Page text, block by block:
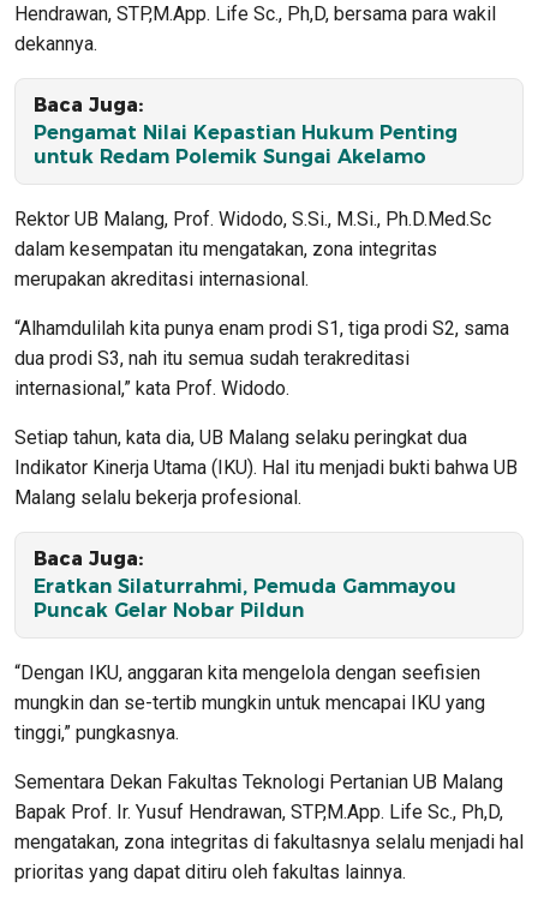
Hendrawan, STP,M.App. Life Sc., Ph,D, bersama para wakil
dekannya.
Baca Juga:
Pengamat Nilai Kepastian Hukum Penting
untuk Redam Polemik Sungai Akelamo
Rektor UB Malang, Prof. Widodo, S.Si., M.Si., Ph.D.Med.Sc
dalam kesempatan itu mengatakan, zona integritas
merupakan akreditasi internasional.
“Alhamdulilah kita punya enam prodi S1, tiga prodi S2, sama
dua prodi S3, nah itu semua sudah terakreditasi
internasional,” kata Prof. Widodo.
Setiap tahun, kata dia, UB Malang selaku peringkat dua
Indikator Kinerja Utama (IKU). Hal itu menjadi bukti bahwa UB
Malang selalu bekerja profesional.
Baca Juga:
Eratkan Silaturrahmi, Pemuda Gammayou
Puncak Gelar Nobar Pildun
“Dengan IKU, anggaran kita mengelola dengan seefisien
mungkin dan se-tertib mungkin untuk mencapai IKU yang
tinggi,” pungkasnya.
Sementara Dekan Fakultas Teknologi Pertanian UB Malang
Bapak Prof. Ir. Yusuf Hendrawan, STP,M.App. Life Sc., Ph,D,
mengatakan, zona integritas di fakultasnya selalu menjadi hal
prioritas yang dapat ditiru oleh fakultas lainnya.